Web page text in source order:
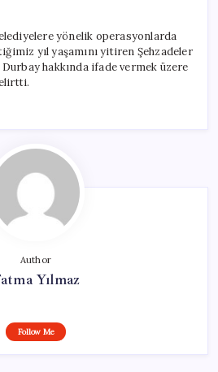
yönelik operasyonlarda
yıl yaşamını yitiren Şehzadeler
Durbay hakkında ifade vermek üzere
Author
Yılmaz
Follow Me